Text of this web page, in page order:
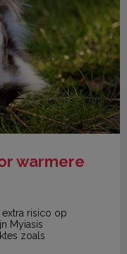
warmere
risico op
Myiasis
zoals